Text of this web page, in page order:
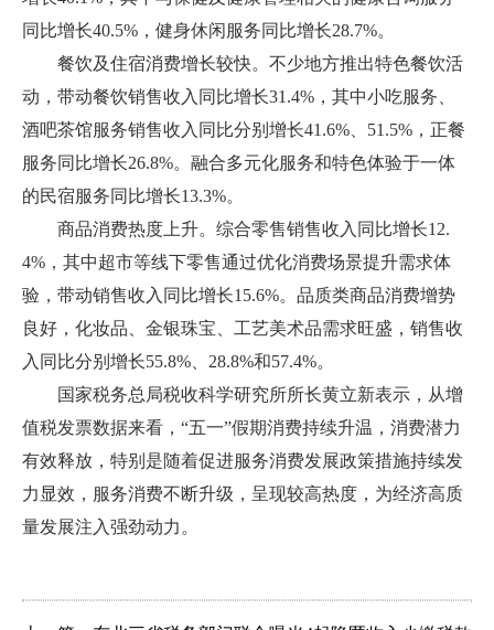
同比增长40.5%，健身休闲服务同比增长28.7%。
餐饮及住宿消费增长较快。不少地方推出特色餐饮活
动，带动餐饮销售收入同比增长31.4%，其中小吃服务、
酒吧茶馆服务销售收入同比分别增长41.6%、51.5%，正餐
服务同比增长26.8%。融合多元化服务和特色体验于一体
的民宿服务同比增长13.3%。
商品消费热度上升。综合零售销售收入同比增长12.
4%，其中超市等线下零售通过优化消费场景提升需求体
验，带动销售收入同比增长15.6%。品质类商品消费增势
良好，化妆品、金银珠宝、工艺美术品需求旺盛，销售收
入同比分别增长55.8%、28.8%和57.4%。
国家税务总局税收科学研究所所长黄立新表示，从增
值税发票数据来看，“五一”假期消费持续升温，消费潜力
有效释放，特别是随着促进服务消费发展政策措施持续发
力显效，服务消费不断升级，呈现较高热度，为经济高质
量发展注入强劲动力。